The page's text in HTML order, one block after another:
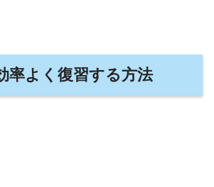
率よく復習する方法